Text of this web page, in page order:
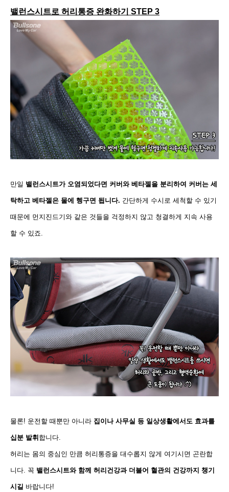
밸런스시트로 허리통증 완화하기 STEP 3
만일 밸런스시트가 오염되었다면 커버와 베타젤을 분리하여 커버는 세
탁하고 베타젤은 물에 헹구면 됩니다. 간단하게 수시로 세척할 수 있기
때문에 먼지진드기와 같은 것들을 걱정하지 않고 청결하게 지속 사용
할 수 있죠.
물론! 운전할 때뿐만 아니라 집이나 사무실 등 일상생활에서도 효과를
십분 발휘 합니다.
허리는 몸의 중심인 만큼 허리통증을 대수롭지 않게 여기시면 곤란합
니다. 꼭 밸런스시트와 함께 허리건강과 더불어 혈관의 건강까지 챙기
시길 바랍니다!